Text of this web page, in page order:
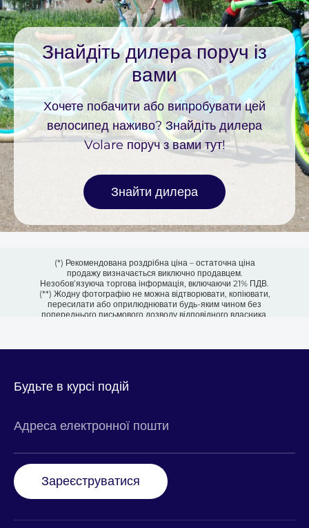
Знайдіть дилера поруч із
вами
Хочете побачити або випробувати цей
велосипед наживо? Знайдіть дилера
Volare поруч з вами тут!
Знайти дилера
(*) Рекомендована роздрібна ціна – остаточна ціна
продажу визначається виключно продавцем.
Незобов’язуюча торгова інформація, включаючи 21% ПДВ.
(**) Жодну фотографію не можна відтворювати, копіювати,
пересилати або оприлюднювати будь-яким чином без
попереднього письмового дозволу відповідного власника.
Будьте в курсі подій
Адреса електронної пошти
Зареєструватися